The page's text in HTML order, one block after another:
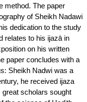
method. The paper
of Sheikh Nadawi
dedication to the study
relates to his ijazā in
on his written
paper concludes with a
Sheikh Nadwi was a
he received ijaza
scholars sought